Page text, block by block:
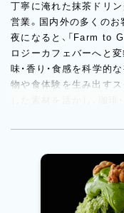
丁寧に淹れた抹茶ドリ
営業。国内外の多くのお
夜になると、「Farm to
ロジーカフェバーへと
味・香り・食感を科学的
物や食体験を生み出す
した素材を活かし、珈琲
味わえない体験を届けて
るメニューが訪れるた
様が約90％を占めるグ
りが「作る人」であり「